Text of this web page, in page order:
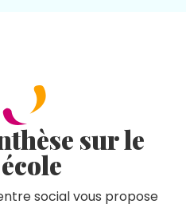
sur le
social vous propose